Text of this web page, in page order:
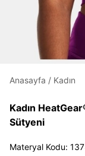
Anasayfa / Kadın
Kadın
Sütyeni
Materyal Kodu:
Daha
Giriş
E-posta